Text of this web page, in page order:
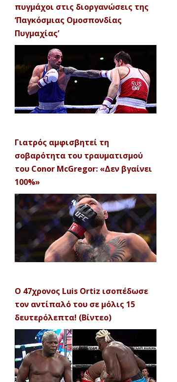
πυγμάχοι στις διοργανώσεις της
‘Παγκόσμιας Ομοσπονδίας
Πυγμαχίας’
Γιατρός αμφισβητεί τη
σοβαρότητα του τραυματισμού
του Conor McGregor: «Δεν βγαίνει
100%»
Ο 47χρονος Luis Ortiz ισοπέδωσε
τον αντίπαλό του σε μόλις 15
δευτερόλεπτα! (Βίντεο)